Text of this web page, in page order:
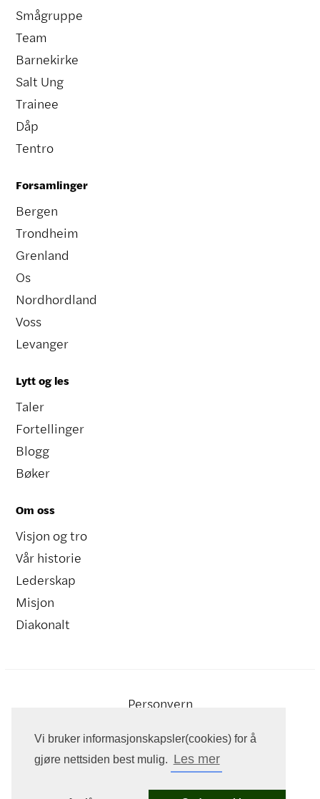
Vi bruker informasjonskapsler(cookies) for å
gjøre nettsiden best mulig. Les mer
Smågruppe
Team
Barnekirke
Salt Ung
Trainee
Dåp
Tentro
Forsamlinger
Bergen
Trondheim
Grenland
Os
Nordhordland
Voss
Levanger
Lytt og les
Taler
Fortellinger
Blogg
Bøker
Om oss
Visjon og tro
Vår historie
Lederskap
Misjon
Diakonalt
Personvern